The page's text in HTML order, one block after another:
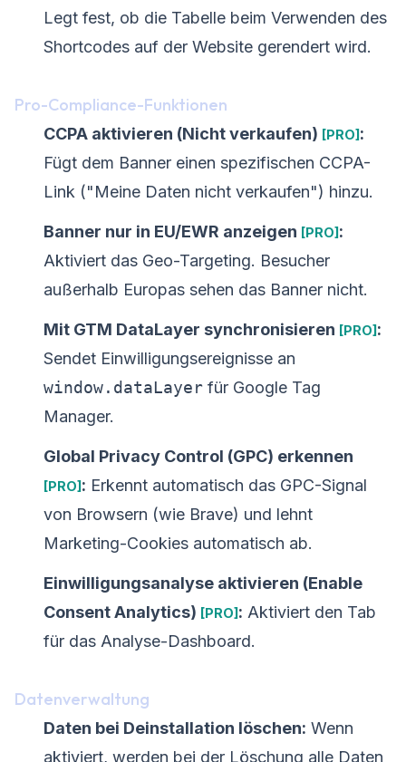
Legt fest, ob die Tabelle beim Verwenden des
Shortcodes auf der Website gerendert wird.
Pro-Compliance-Funktionen
CCPA aktivieren (Nicht verkaufen) [PRO] :
Fügt dem Banner einen spezifischen CCPA-
Link ("Meine Daten nicht verkaufen") hinzu.
Banner nur in EU/EWR anzeigen [PRO] :
Aktiviert das Geo-Targeting. Besucher
außerhalb Europas sehen das Banner nicht.
Mit GTM DataLayer synchronisieren [PRO] :
Sendet Einwilligungsereignisse an
window.dataLayer für Google Tag
Manager.
Global Privacy Control (GPC) erkennen
[PRO] : Erkennt automatisch das GPC-Signal
von Browsern (wie Brave) und lehnt
Marketing-Cookies automatisch ab.
Einwilligungsanalyse aktivieren (Enable
Consent Analytics) [PRO] : Aktiviert den Tab
für das Analyse-Dashboard.
Datenverwaltung
Daten bei Deinstallation löschen: Wenn
aktiviert, werden bei der Löschung alle Daten